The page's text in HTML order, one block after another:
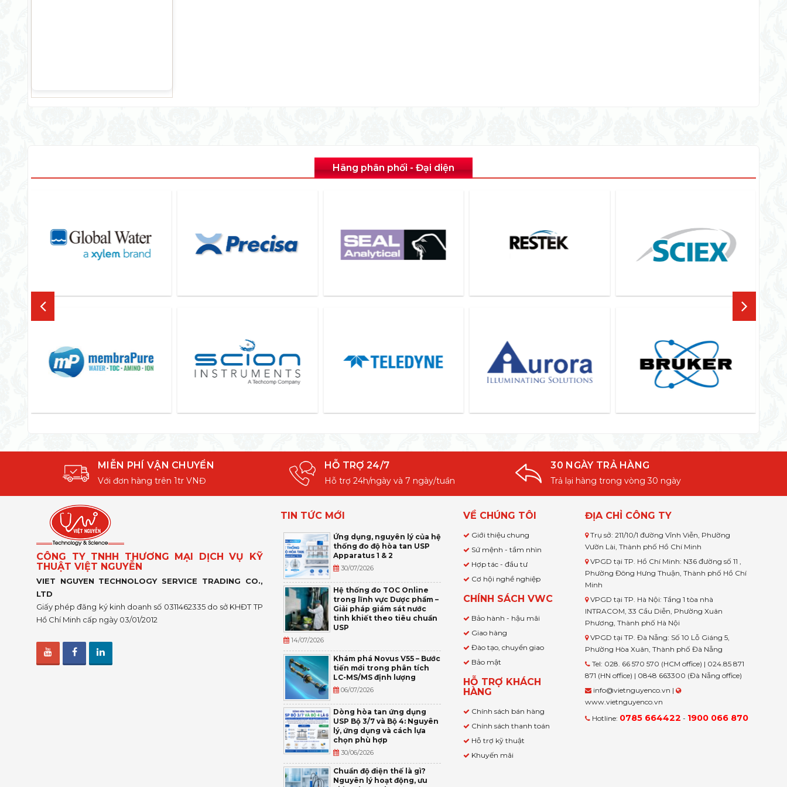
Hãng phân phối - Đại diện
MIỄN PHÍ VẬN CHUYỂN
Với đơn hàng trên 1tr VNĐ
HỖ TRỢ 24/7
Hỗ trợ 24h/ngày và 7 ngày/tuần
30 NGÀY TRẢ HÀNG
Trả lại hàng trong vòng 30 ngày
CÔNG TY TNHH THƯƠNG MẠI DỊCH VỤ KỸ
THUẬT VIỆT NGUYỄN
VIET NGUYEN TECHNOLOGY SERVICE TRADING CO.,
LTD
Giấy phép đăng ký kinh doanh số 0311462335 do sở KHĐT TP
Hồ Chí Minh cấp ngày 03/01/2012
TIN TỨC MỚI
Ứng dụng, nguyên lý của hệ
thống đo độ hòa tan USP
Apparatus 1 & 2
30/07/2026
Hệ thống đo TOC Online
trong lĩnh vực Dược phẩm –
Giải pháp giám sát nước
tinh khiết theo tiêu chuẩn
USP
14/07/2026
Khám phá Novus V55 – Bước
tiến mới trong phân tích
LC-MS/MS định lượng
06/07/2026
Dòng hòa tan ứng dụng
USP Bộ 3/7 và Bộ 4: Nguyên
lý, ứng dụng và cách lựa
chọn phù hợp
30/06/2026
Chuẩn độ điện thế là gì?
Nguyên lý hoạt động, ưu
VỀ CHÚNG TÔI
Giới thiệu chung
Sứ mệnh - tầm nhìn
Hợp tác - đầu tư
Cơ hội nghề nghiệp
CHÍNH SÁCH VWC
Bảo hành - hậu mãi
Giao hàng
Đào tạo, chuyển giao
Bảo mật
HỖ TRỢ KHÁCH
HÀNG
Chính sách bán hàng
Chính sách thanh toán
Hỗ trợ kỹ thuật
Khuyến mãi
ĐỊA CHỈ CÔNG TY
Trụ sở: 211/10/1 đường Vĩnh Viễn, Phường
Vườn Lài, Thành phố Hồ Chí Minh
VPGD tại TP. Hồ Chí Minh: N36 đường số 11 ,
Phường Đông Hưng Thuận, Thành phố Hồ Chí
Minh
VPGD tại TP. Hà Nội: Tầng 1 tòa nhà
INTRACOM, 33 Cầu Diễn, Phường Xuân
Phương, Thành phố Hà Nội
VPGD tại TP. Đà Nẵng: Số 10 Lỗ Giáng 5,
Phường Hòa Xuân, Thành phố Đà Nẵng
Tel: 028. 66 570 570 (HCM office) | 024.85 871
871 (HN office) | 0848 663300 (Đà Nẵng office)
info@vietnguyenco.vn |
www.vietnguyenco.vn
Hotline: 0785 664422 - 1900 066 870